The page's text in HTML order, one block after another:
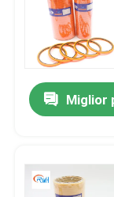
Miglior